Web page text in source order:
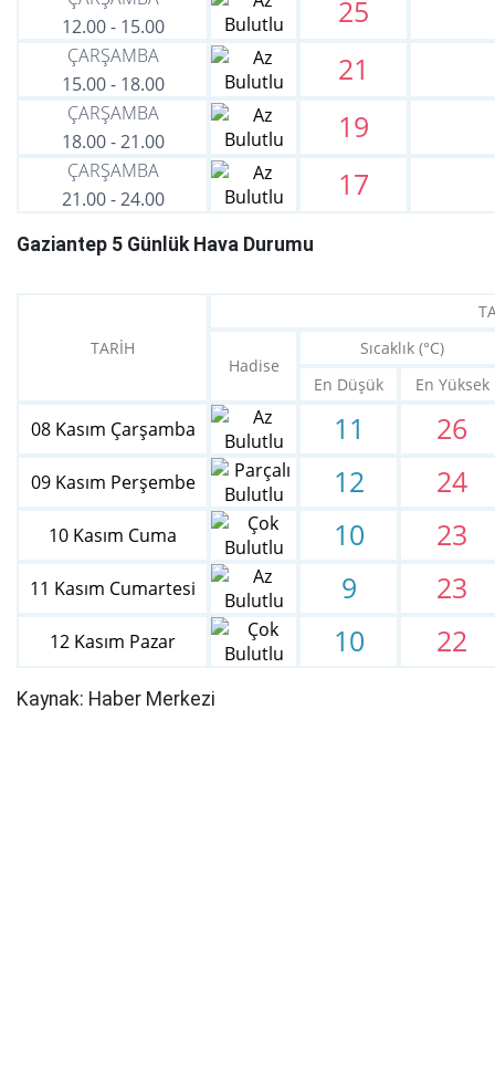
12.00- 15.00 25
ÇARŞAMBA
15.00- 18.00 21
ÇARŞAMBA
18.00-21.00 19
ÇARŞAMBA
21.00-24.00 17
Gaziantep 5 Günlük Hava Durumu
TARİH
Hadise
Sıcaklık (°C)
En Düşük
En Yüksek
08 Kasım Çarşamba 11 26
09 Kasım Perşembe 12 24
10 Kasım Cuma 10 23
11 Kasım Cumartesi 9 23
12 Kasım Pazar 10 22
Kaynak: Haber Merkezi